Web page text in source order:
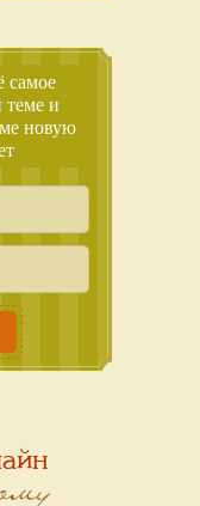
самое
теме и
новую